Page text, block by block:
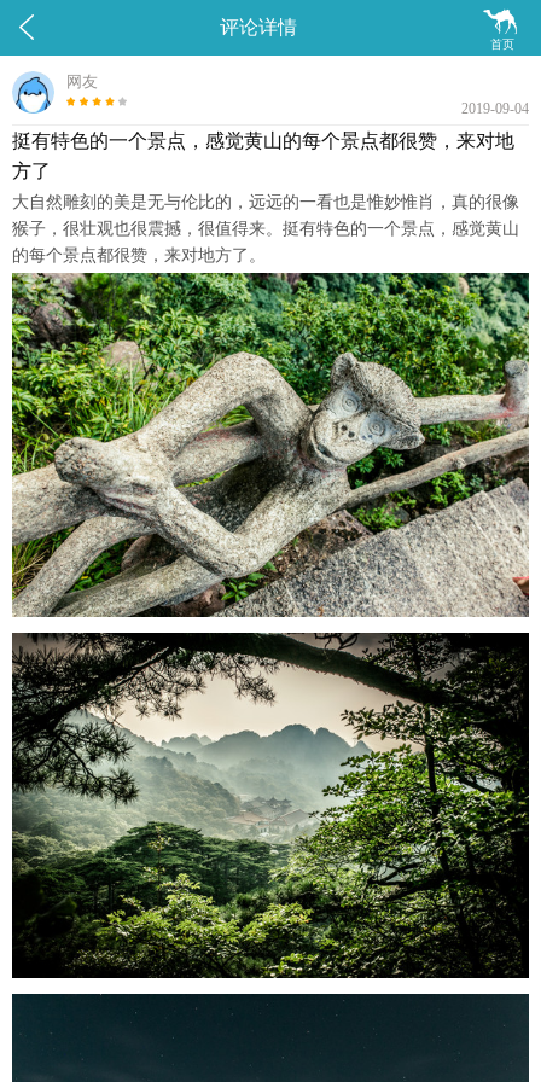
 
首页
评论详情
网友
2019-09-04
挺有特色的一个景点，感觉黄山的每个景点都很赞，来对地
方了
大自然雕刻的美是无与伦比的，远远的一看也是惟妙惟肖，真的很像
猴子，很壮观也很震撼，很值得来。挺有特色的一个景点，感觉黄山
的每个景点都很赞，来对地方了。